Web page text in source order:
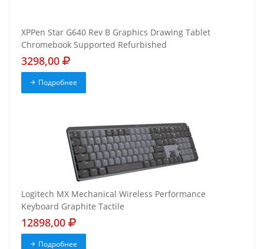
XPPen Star G640 Rev B Graphics Drawing Tablet
Chromebook Supported Refurbished
3298,00
Подробнее
Logitech MX Mechanical Wireless Performance
Keyboard Graphite Tactile
12898,00
Подробнее